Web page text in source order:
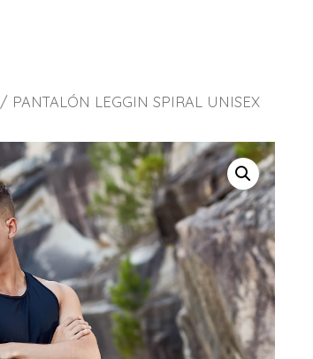
/ PANTALÓN LEGGIN SPIRAL UNISEX